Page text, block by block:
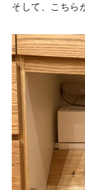
そして、こちら